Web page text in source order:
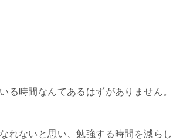
る時間なんてあるはずがありません。
れないと思い、勉強する時間を減らし